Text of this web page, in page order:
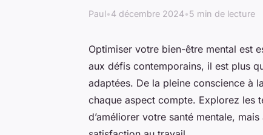
Paul•4 décembre 2024•5 min de lecture
Optimiser votre bien-être mental est
aux défis contemporains, il est plus
adaptées. De la pleine conscience à
chaque aspect compte. Explorez les
d’améliorer votre santé mentale,